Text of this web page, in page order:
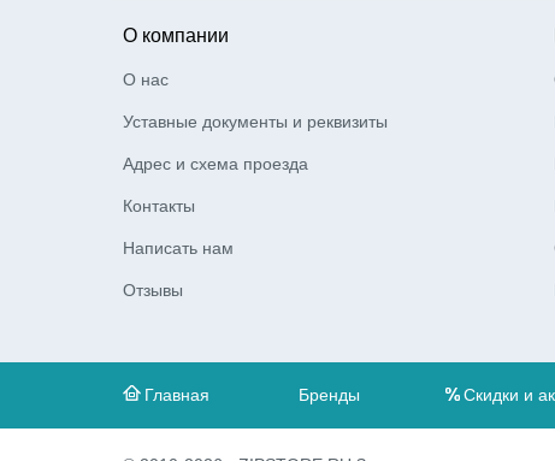
О компании
О нас
Уставные документы и реквизиты
Адрес и схема проезда
Контакты
Написать нам
Отзывы
Главная Бренды Скидки и